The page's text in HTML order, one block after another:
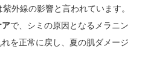
外線の影響と言われています。
アで、シミの原因となるメラニン
を正常に戻し、夏の肌ダメージ